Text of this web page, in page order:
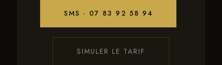
SMS · 07 83 92 58 94
SIMULER LE TARIF